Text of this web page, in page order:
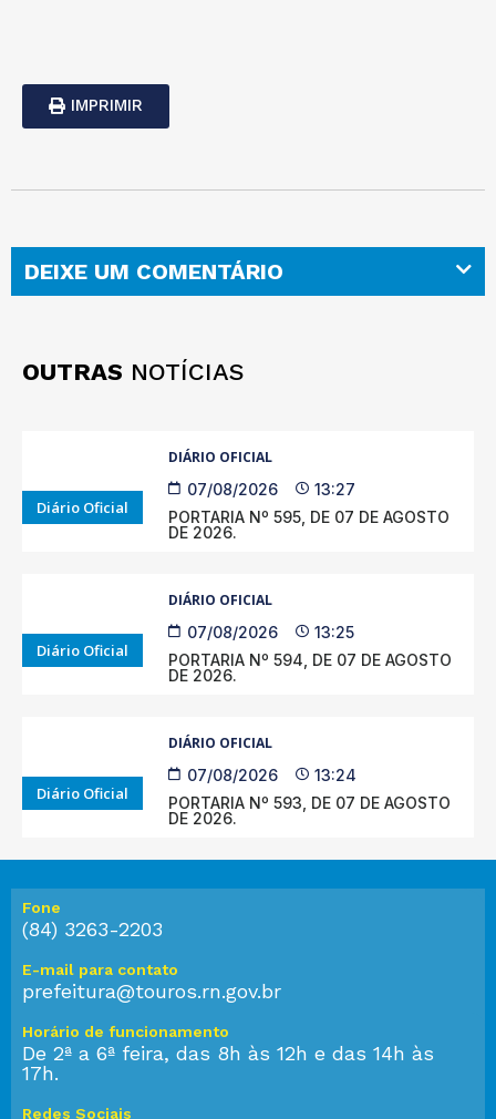
IMPRIMIR
DEIXE UM COMENTÁRIO
OUTRAS NOTÍCIAS
Diário Oficial
DIÁRIO OFICIAL
07/08/2026
13:27
PORTARIA Nº 595, DE 07 DE AGOSTO
DE 2026.
Diário Oficial
DIÁRIO OFICIAL
07/08/2026
13:25
PORTARIA Nº 594, DE 07 DE AGOSTO
DE 2026.
Diário Oficial
DIÁRIO OFICIAL
07/08/2026
13:24
PORTARIA Nº 593, DE 07 DE AGOSTO
DE 2026.
Fone
(84) 3263-2203
E-mail para contato
prefeitura@touros.rn.gov.br
Horário de funcionamento
De 2ª a 6ª feira, das 8h às 12h e das 14h às
17h.
Redes Sociais